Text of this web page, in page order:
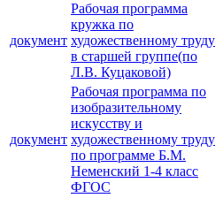
документ
Рабочая программа
кружка по
художественному труду
в старшей группе(по
Л.В. Куцаковой)
документ
Рабочая программа по
изобразительному
искусству и
художественному труду
по программе Б.М.
Неменский 1-4 класс
ФГОС